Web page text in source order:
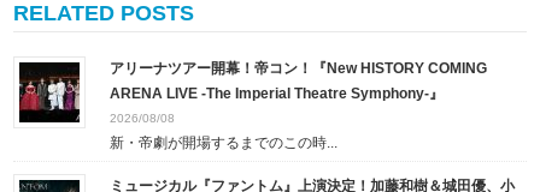
RELATED POSTS
アリーナツアー開幕！帝コン！『New HISTORY COMING
ARENA LIVE -The Imperial Theatre Symphony-』
2026/08/08
新・帝劇が開場するまでのこの時...
ミュージカル『ファントム』上演決定！加藤和樹＆城田優、小